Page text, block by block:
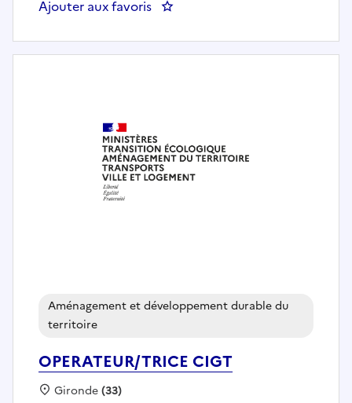
Ajouter aux favoris : Adjoint(e) à la cheffe du
OPERATEUR/TRICE CIGT
Aménagement et développement durable du
territoire
Localisation :
Gironde(33)